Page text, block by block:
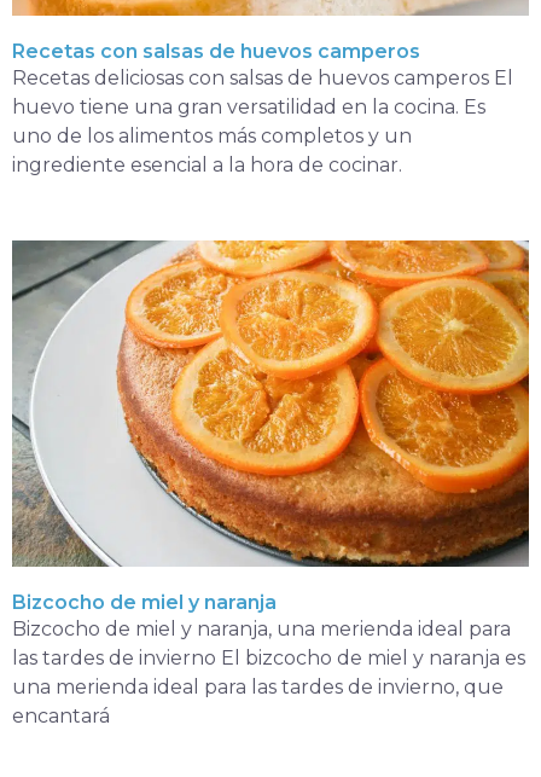
Recetas con salsas de huevos camperos
Recetas deliciosas con salsas de huevos camperos El
huevo tiene una gran versatilidad en la cocina. Es
uno de los alimentos más completos y un
ingrediente esencial a la hora de cocinar.
Bizcocho de miel y naranja
Bizcocho de miel y naranja, una merienda ideal para
las tardes de invierno El bizcocho de miel y naranja es
una merienda ideal para las tardes de invierno, que
encantará